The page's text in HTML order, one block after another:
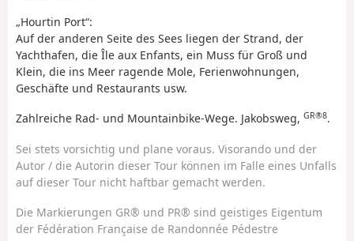
„Hourtin Port“:
Auf der anderen Seite des Sees liegen der Strand, der
Yachthafen, die Île aux Enfants, ein Muss für Groß und
Klein, die ins Meer ragende Mole, Ferienwohnungen,
Geschäfte und Restaurants usw.
Zahlreiche Rad- und Mountainbike-Wege. Jakobsweg, GR®8.
Sei stets vorsichtig und plane voraus. Visorando und der
Autor / die Autorin dieser Tour können im Falle eines Unfalls
auf dieser Tour nicht haftbar gemacht werden.
Die Markierungen GR® und PR® sind geistiges Eigentum
der Fédération Française de Randonnée Pédestre